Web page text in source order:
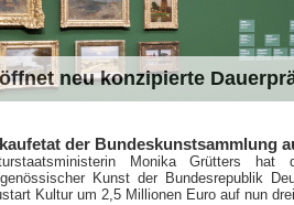
neu konzipierte
der Bundeskunstsammlung
Monika Grütters hat
Kunst der Bundesrepublik
Kultur um 2,5 Millionen Euro auf nun